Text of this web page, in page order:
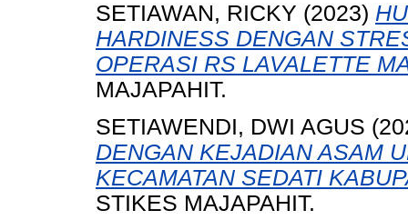
SETIAWAN, RICKY (2023)
HARDINESS DENGAN
OPERASI RS LAVALETTE
MAJAPAHIT.
SETIAWENDI, DWI AGUS
DENGAN KEJADIAN ASAM
KECAMATAN SEDATI
STIKES MAJAPAHIT.